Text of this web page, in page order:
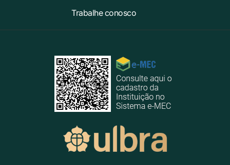
Trabalhe conosco